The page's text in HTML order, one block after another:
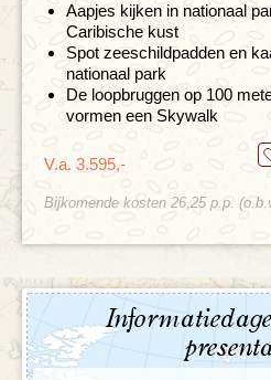
Aapjes kijken in nationaal
Caribische kust
Spot zeeschildpadden en
nationaal park
De loopbruggen op 100
vormen een Skywalk
V.a. 3.595,-
Bijkomende kosten 26,25 p.p.